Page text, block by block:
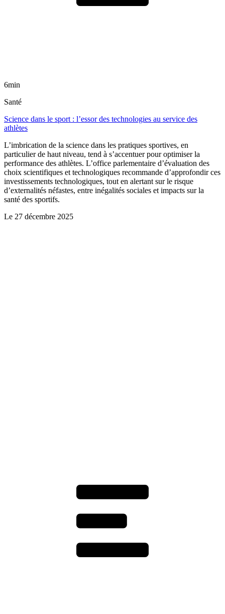
6min
Santé
Science dans le sport : l’essor des technologies au service des
athlètes
L’imbrication de la science dans les pratiques sportives, en
particulier de haut niveau, tend à s’accentuer pour optimiser la
performance des athlètes. L’office parlementaire d’évaluation des
choix scientifiques et technologiques recommande d’approfondir ces
investissements technologiques, tout en alertant sur le risque
d’externalités néfastes, entre inégalités sociales et impacts sur la
santé des sportifs.
Le 27 décembre 2025